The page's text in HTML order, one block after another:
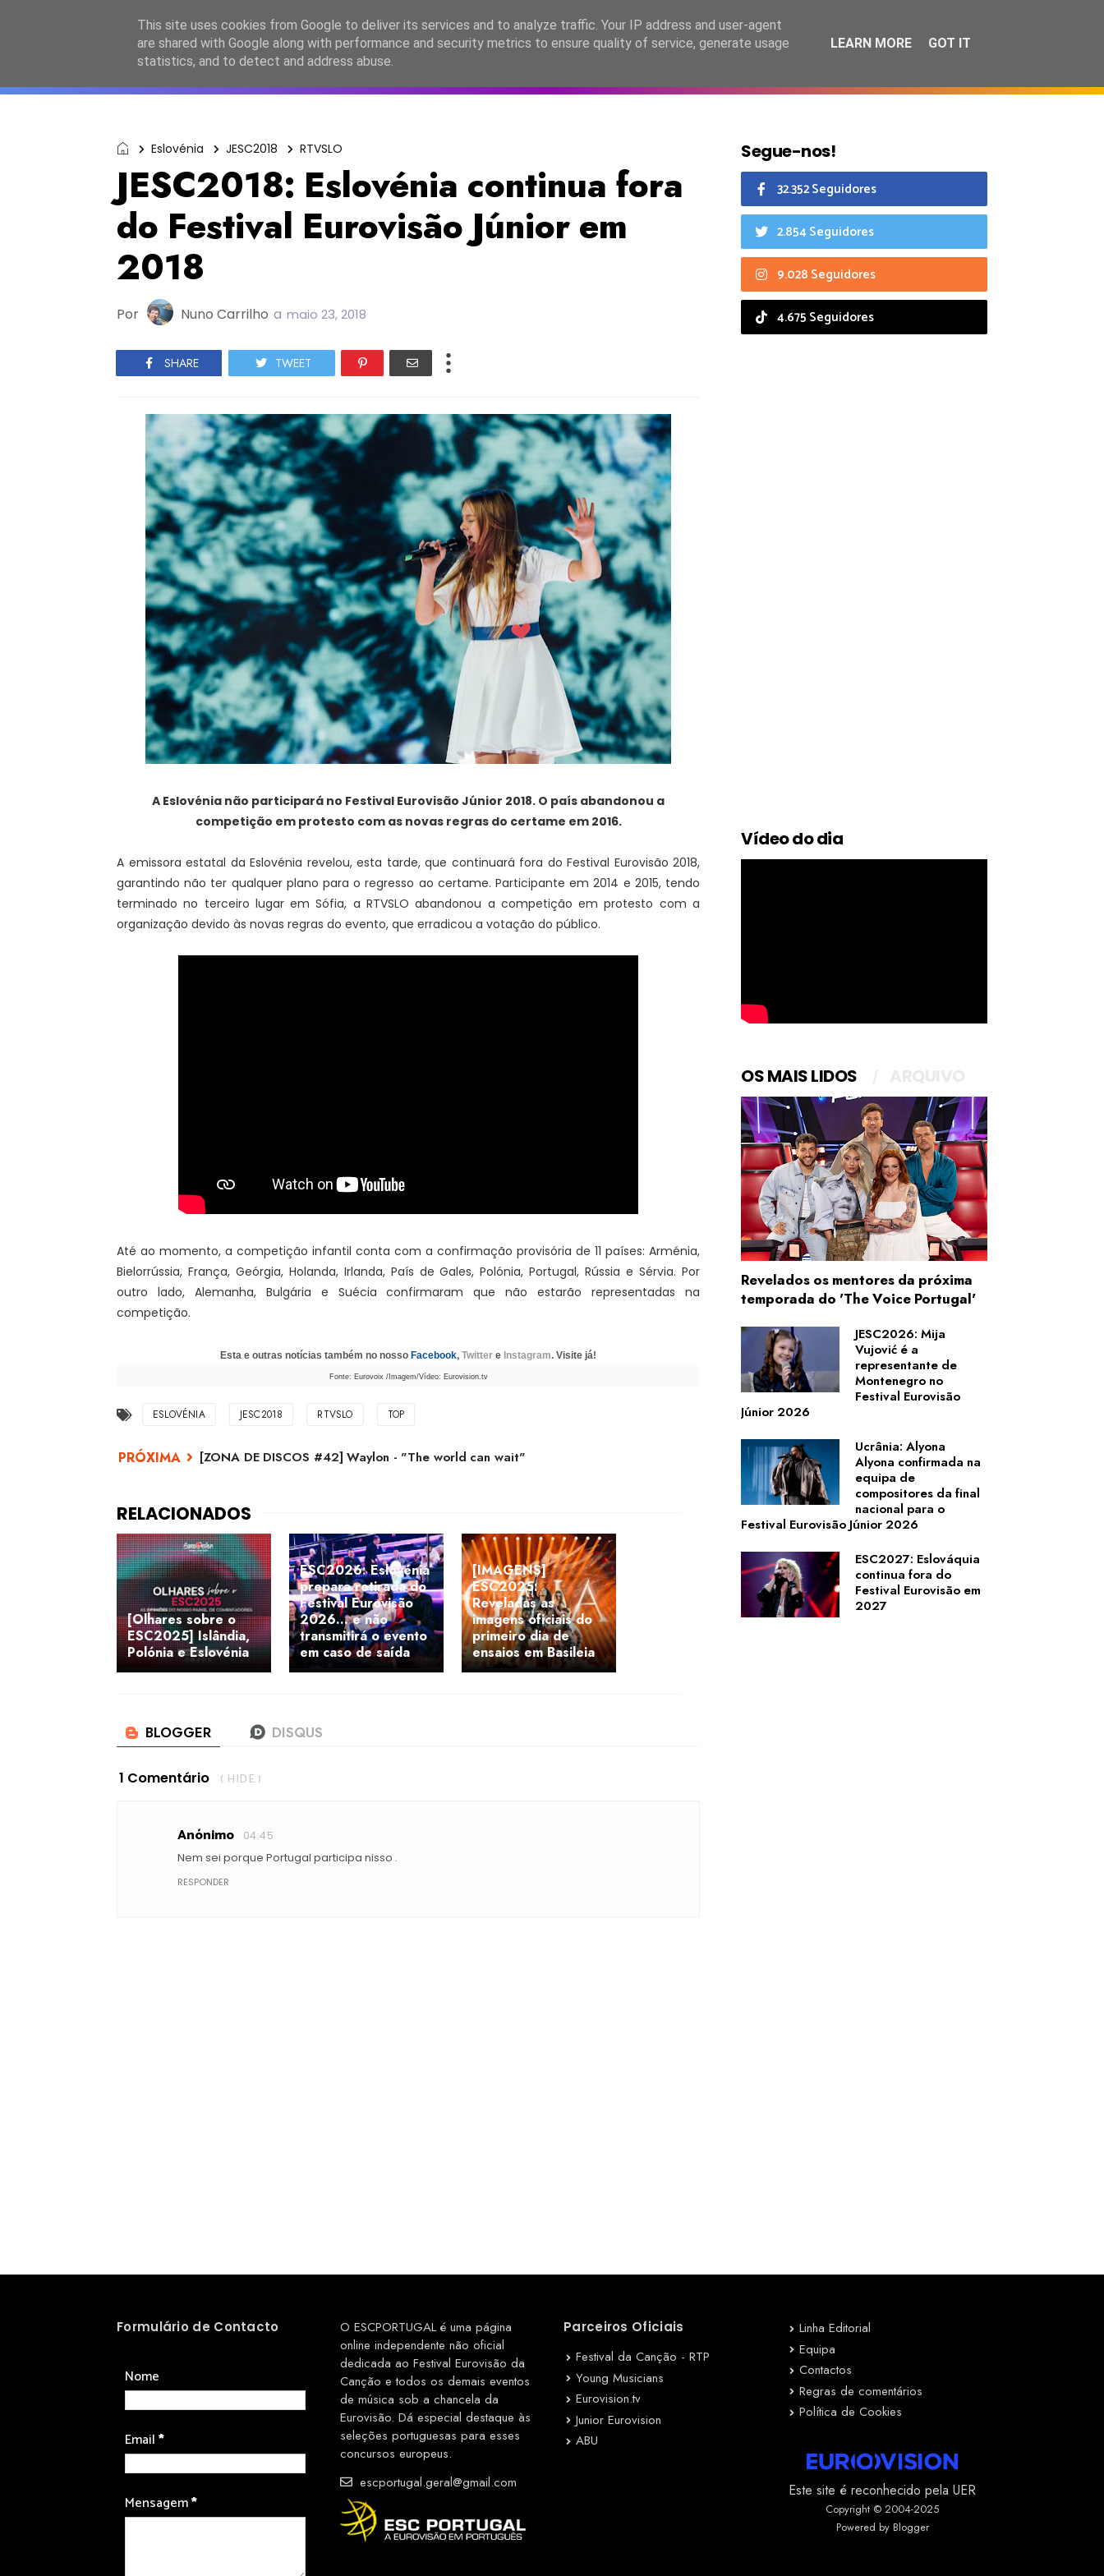
ESC2027 JESC2026 FC2026 EASC2026 PORTUGAL LANÇAMENTOS ESPECIAIS CALENDÁRIO
Eslovénia JESC2018 RTVSLO
JESC2018: Eslovénia continua fora
do Festival Eurovisão Júnior em
2018
Por Nuno Carrilho a maio 23, 2018
SHARE TWEET
A Eslovénia não participará no Festival Eurovisão Júnior 2018. O país abandonou a
competição em protesto com as novas regras do certame em 2016.
A emissora estatal da Eslovénia revelou, esta tarde, que continuará fora do Festival Eurovisão 2018,
garantindo não ter qualquer plano para o regresso ao certame. Participante em 2014 e 2015, tendo
terminado no terceiro lugar em Sófia, a RTVSLO abandonou a competição em protesto com a
organização devido às novas regras do evento, que erradicou a votação do público.
Até ao momento, a competição infantil conta com a confirmação provisória de 11 países: Arménia,
Bielorrússia, França, Geórgia, Holanda, Irlanda, País de Gales, Polónia, Portugal, Rússia e Sérvia. Por
outro lado, Alemanha, Bulgária e Suécia confirmaram que não estarão representadas na
competição.
Esta e outras notícias também no nosso Facebook, Twitter e Instagram. Visite já!
Fonte: Eurovoix /Imagem/Vídeo: Eurovision.tv
ESLOVÉNIA JESC2018 RTVSLO TOP
[ZONA DE DISCOS #42] Waylon - "The world can wait"
[Olhares sobre o
ESC2025] Islândia,
Polónia e Eslovénia
ESC2026: Eslovénia
prepara retirada do
Festival Eurovisão
2026... e não
transmitirá o evento
em caso de saída
[IMAGENS]
ESC2025:
Reveladas as
imagens oficiais do
primeiro dia de
ensaios em Basileia
1 Comentário ( HIDE )
Anónimo 04:45
Nem sei porque Portugal participa nisso .
RESPONDER
Segue-nos!
32.352 Seguidores
2.854 Seguidores
9.028 Seguidores
4.675 Seguidores
Vídeo do dia
OS MAIS LIDOS
Revelados os mentores da próxima
temporada do 'The Voice Portugal'
JESC2026: Mija
Vujović é a
representante de
Montenegro no
Festival Eurovisão
Júnior 2026
Ucrânia: Alyona
Alyona confirmada na
equipa de
compositores da final
nacional para o
Festival Eurovisão Júnior 2026
ESC2027: Eslováquia
continua fora do
Festival Eurovisão em
2027
Formulário de Contacto
Nome
Email*
Mensagem*
O ESCPORTUGAL é uma página
online independente não oficial
dedicada ao Festival Eurovisão da
Canção e todos os demais eventos
de música sob a chancela da
Eurovisão. Dá especial destaque às
seleções portuguesas para esses
concursos europeus.
escportugal.geral@gmail.com
Parceiros Oficiais
Festival da Canção - RTP
Young Musicians
Eurovision.tv
Junior Eurovision
ABU
Linha Editorial
Equipa
Contactos
Regras de comentários
Política de Cookies
Este site é reconhecido pela UER
Copyright © 2004-2025
Powered by Blogger
This site uses cookies from Google to deliver its services and to analyze traffic. Your IP address and user-agent
are shared with Google along with performance and security metrics to ensure quality of service, generate usage
statistics, and to detect and address abuse.
LEARN MORE GOT IT